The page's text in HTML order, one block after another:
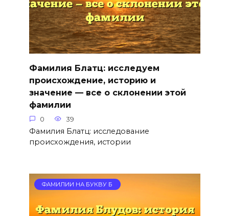
Фамилия Блатц: исследуем
происхождение, историю и
значение — все о склонении этой
фамилии
0 39
Фамилия Блатц: исследование
происхождения, истории
ФАМИЛИИ НА БУКВУ Б